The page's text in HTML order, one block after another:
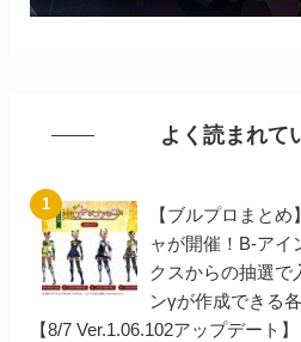
よく読まれて
【ブルプロまと
ャが開催！B-アイ
クスからの抽選で
ンγが作成できる
【8/7 Ver.1.06.102アップデート】